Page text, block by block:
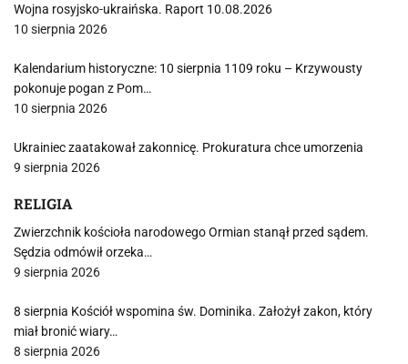
Wojna rosyjsko-ukraińska. Raport 10.08.2026
10 sierpnia 2026
Kalendarium historyczne: 10 sierpnia 1109 roku – Krzywousty
pokonuje pogan z Pom…
10 sierpnia 2026
Ukrainiec zaatakował zakonnicę. Prokuratura chce umorzenia
9 sierpnia 2026
RELIGIA
Zwierzchnik kościoła narodowego Ormian stanął przed sądem.
Sędzia odmówił orzeka…
9 sierpnia 2026
8 sierpnia Kościół wspomina św. Dominika. Założył zakon, który
miał bronić wiary…
8 sierpnia 2026